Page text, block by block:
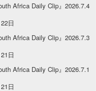
Africa Daily Clip』2026.7.4
日
Africa Daily Clip』2026.7.3
日
Africa Daily Clip』2026.7.1
日